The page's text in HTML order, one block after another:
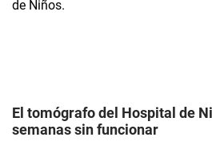
El tomógrafo del Hospital de
semanas sin funcionar